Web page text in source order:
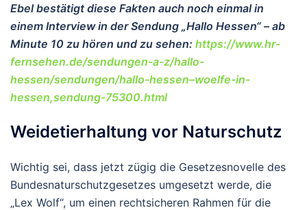
Ebel bestätigt diese Fakten auch noch einmal in
einem Interview in der Sendung „Hallo Hessen“ – ab
Minute 10 zu hören und zu sehen: https://www.hr-
fernsehen.de/sendungen-a-z/hallo-
hessen/sendungen/hallo-hessen–woelfe-in-
hessen,sendung-75300.html
Weidetierhaltung vor Naturschutz
Wichtig sei, dass jetzt zügig die Gesetzesnovelle des
Bundesnaturschutzgesetzes umgesetzt werde, die
„Lex Wolf“, um einen rechtsicheren Rahmen für die